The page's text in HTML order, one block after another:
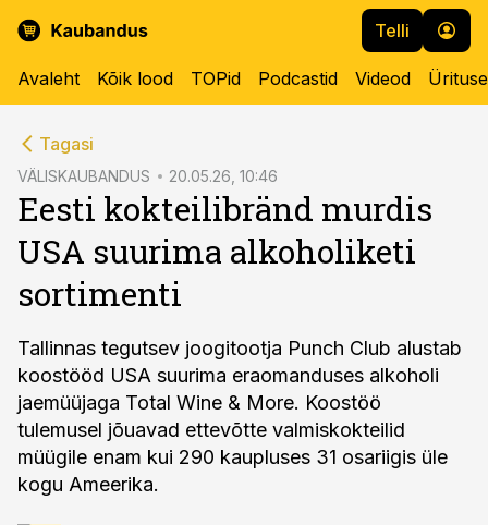
Telli
Avaleht Kõik lood TOPid Podcastid Videod
Tagasi
VÄLISKAUBANDUS 20.05.26, 10:46
Eesti kokteilibränd murdis
USA suurima alkoholiketi
sortimenti
Tallinnas tegutsev joogitootja Punch Club alustab
koostööd USA suurima eraomanduses alkoholi
jaemüüjaga Total Wine & More. Koostöö
tulemusel jõuavad ettevõtte valmiskokteilid
müügile enam kui 290 kaupluses 31 osariigis üle
kogu Ameerika.